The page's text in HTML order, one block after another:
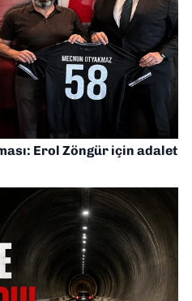
Erol Zöngür için adalet